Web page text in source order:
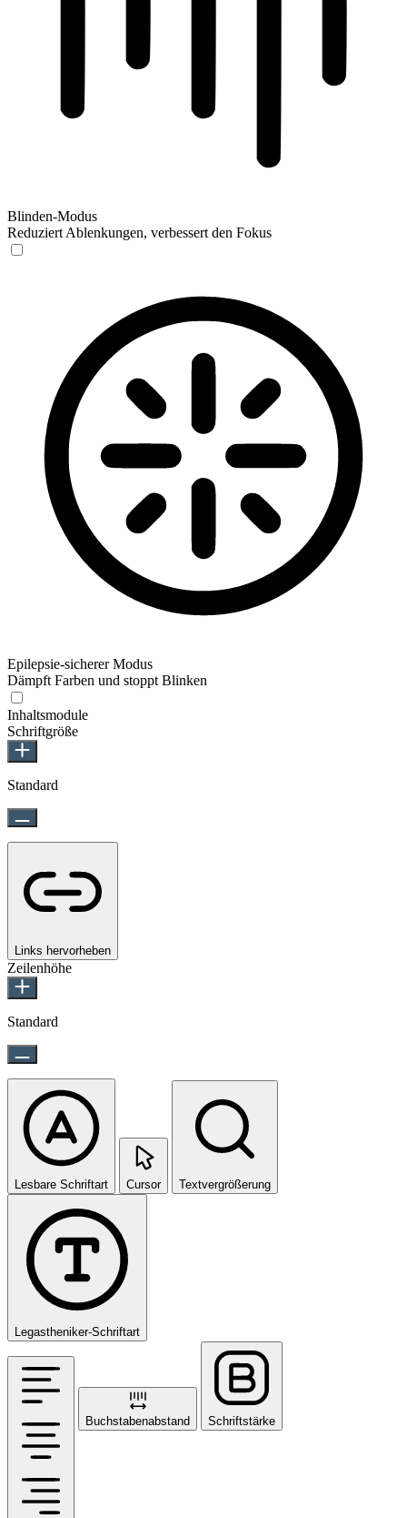
Blinden-Modus
Reduziert Ablenkungen, verbessert den Fokus
Epilepsie-sicherer Modus
Dämpft Farben und stoppt Blinken
Inhaltsmodule
Schriftgröße
Standard
Links hervorheben
Zeilenhöhe
Standard
Lesbare Schriftart Cursor Textvergrößerung
Legastheniker-Schriftart
Buchstabenabstand Schriftstärke